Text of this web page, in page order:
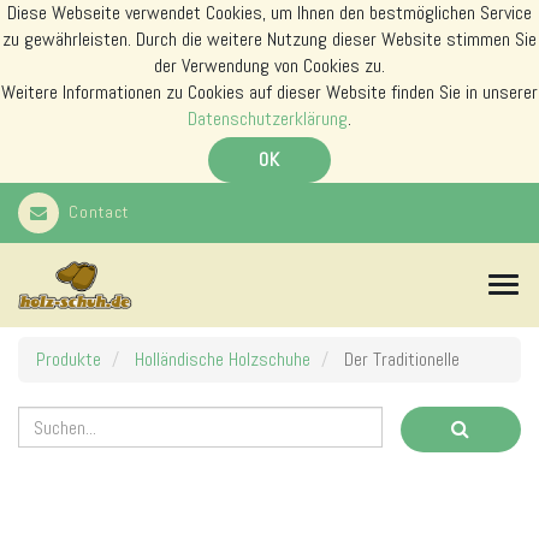
Diese Webseite verwendet Cookies, um Ihnen den bestmöglichen Service
zu gewährleisten. Durch die weitere Nutzung dieser Website stimmen Sie
der Verwendung von Cookies zu.
Weitere Informationen zu Cookies auf dieser Website finden Sie in unserer
Datenschutzerklärung.
OK
Contact
N
v
Produkte Holländische Holzschuhe Der Traditionelle